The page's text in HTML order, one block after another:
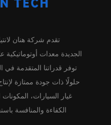
تقدم شركة هنان
الجديدة معدات أوتوماتيكية
توفر قدراتنا المتقدمة في
حلولًا ذات جودة ممتازة
غيار السيارات،
الكفاءة والمنافسة